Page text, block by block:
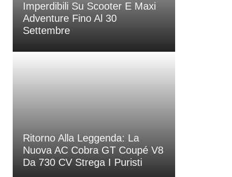
Imperdibili Su Scooter E Maxi
Adventure Fino Al 30
Settembre
Ritorno Alla Leggenda: La
Nuova AC Cobra GT Coupé V8
Da 730 CV Strega I Puristi